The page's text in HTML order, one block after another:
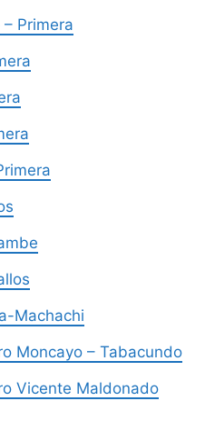
Primera
Machachi
Moncayo – Tabacundo
Vicente Maldonado